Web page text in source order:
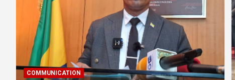
COMMUNICATION